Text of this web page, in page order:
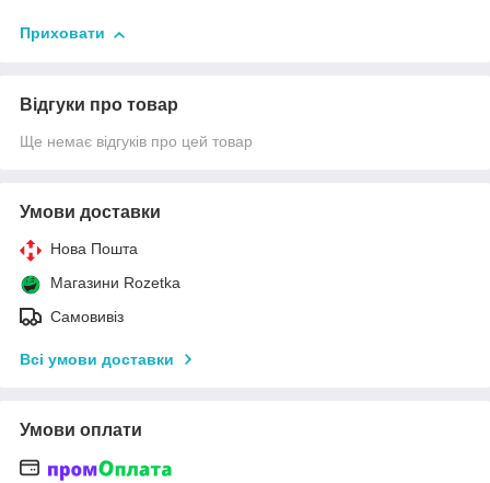
Приховати
Відгуки про товар
Ще немає відгуків про цей товар
Умови доставки
Нова Пошта
Магазини Rozetka
Самовивіз
Всі умови доставки
Умови оплати